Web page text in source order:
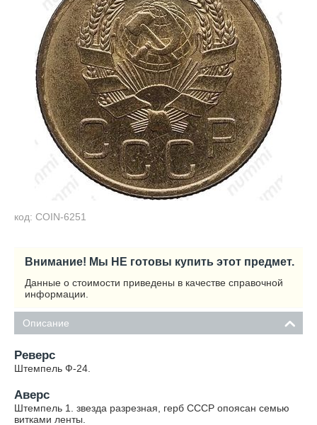
код: COIN-6251
Внимание! Мы НЕ готовы купить этот предмет.
Данные о стоимости приведены в качестве справочной
информации.
Описание
Реверс
Штемпель Ф-24.
Аверс
Штемпель 1. звезда разрезная, герб СССР опоясан семью
витками ленты.